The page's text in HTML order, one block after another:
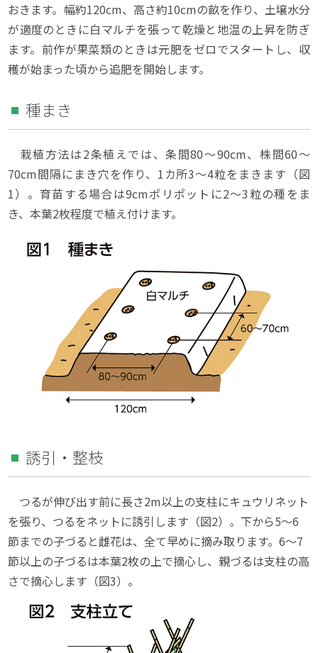
おきます。幅約120cm、高さ約10cmの畝を作り、土壌水分
が適度のときに白マルチを張って乾燥と地温の上昇を防ぎ
ます。前作が果菜類のときは元肥をゼロでスタートし、収
穫が始まった頃から追肥を開始します。
種まき
栽植方法は2条植えでは、条間80～90cm、株間60～
70cm間隔にまき穴を作り、1カ所3〜4粒をまきます（図
1）。育苗する場合は9cmポリポットに2〜3粒の種をま
き、本葉2枚程度で植え付けます。
誘引・整枝
つるが伸び出す前に長さ2m以上の支柱にキュウリネット
を張り、つるをネットに誘引します（図2）。下から5〜6
節までの子づると雌花は、全て早めに摘み取ります。6〜7
節以上の子づるは本葉2枚の上で摘心し、親づるは支柱の高
さで摘心します（図3）。